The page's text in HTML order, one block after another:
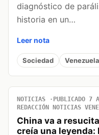
diagnóstico de
historia en un…
Leer nota
Sociedad Venezuela
NOTICIAS PUBLICADO 7
REDACCIÓN NOTICIAS
China va a
creía una leyenda: